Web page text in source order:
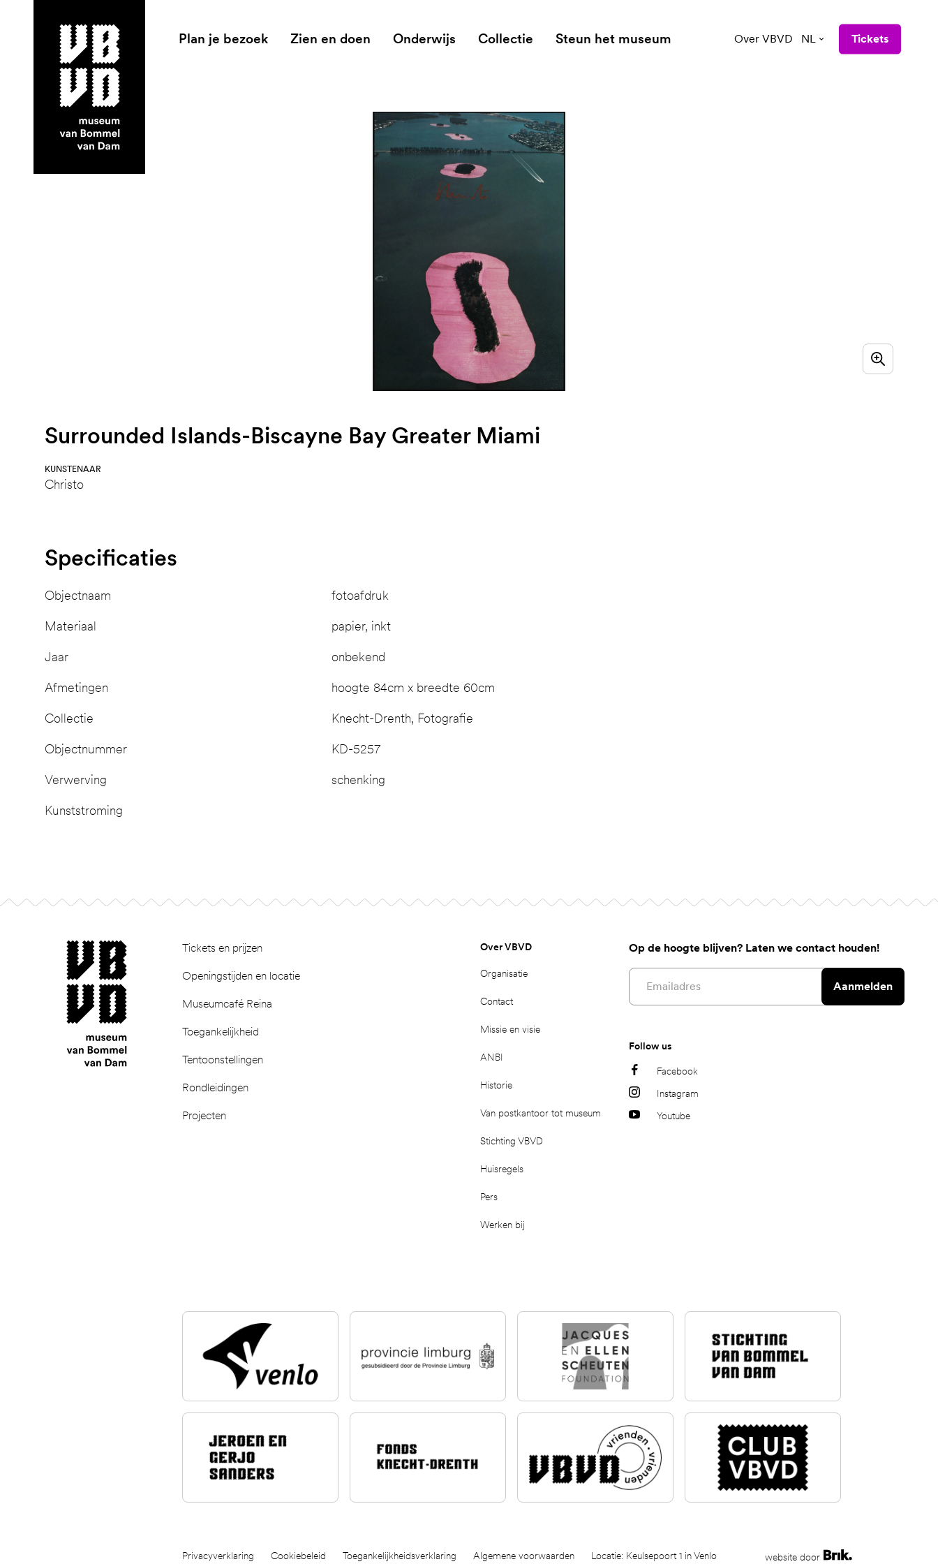
museum van Bommel van Dam
Plan je bezoek Zien en doen Onderwijs Collectie Steun het museum Over VBVD NL Tickets
Surrounded Islands-Biscayne Bay Greater Miami
KUNSTENAAR
Christo
Specificaties
Objectnaam fotoafdruk
Materiaal papier, inkt
Jaar onbekend
Afmetingen hoogte 84cm x breedte 60cm
Collectie Knecht-Drenth, Fotografie
Objectnummer KD-5257
Verwerving schenking
Kunststroming
Tickets en prijzen
Openingstijden en locatie
Museumcafé Reina
Toegankelijkheid
Tentoonstellingen
Rondleidingen
Projecten
museum van Bommel van Dam Over VBVD
Organisatie
Contact
Missie en visie
ANBI
Historie
Van postkantoor tot museum
Stichting VBVD
Huisregels
Pers
Werken bij
Op de hoogte blijven? Laten we contact houden!
Email address
Aanmelden
Follow us
Facebook
Instagram
Youtube
Privacyverklaring Cookiebeleid Toegankelijkheidsverklaring Algemene voorwaarden Locatie: Keulsepoort 1 in Venlo website door